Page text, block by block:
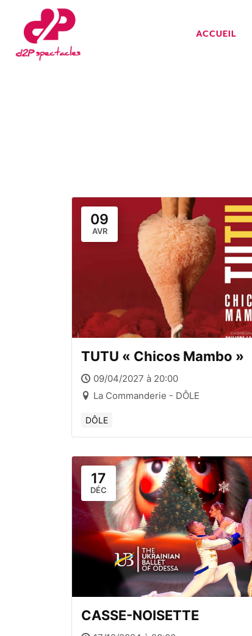
ACCUEIL
09
AVR
TUTU « Chicos Mambo »
09/04/2027 à 20:00
La Commanderie - DÔLE
DÔLE
17
DÉC
CASSE-NOISETTE